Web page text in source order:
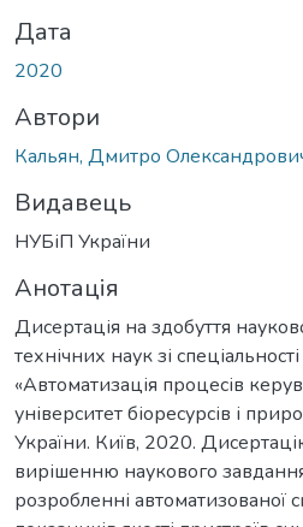
Дата
2020
Автори
Кальян, Дмитро
Видавець
НУБіП України
Анотація
Дисертація на здобуття
технічних наук зі
«Автоматизація процесів
університет біоресурсів і
України. Київ, 2020.
вирішенню наукового
розробленні автоматизованої